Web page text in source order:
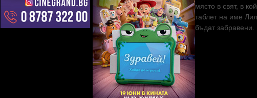
място в свят, в
таблет на име
бъдат забравени.